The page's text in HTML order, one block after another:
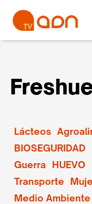
Lácteos
BIOSEGURIDAD
Guerra
HUEVO
Transporte
Medio Ambiente